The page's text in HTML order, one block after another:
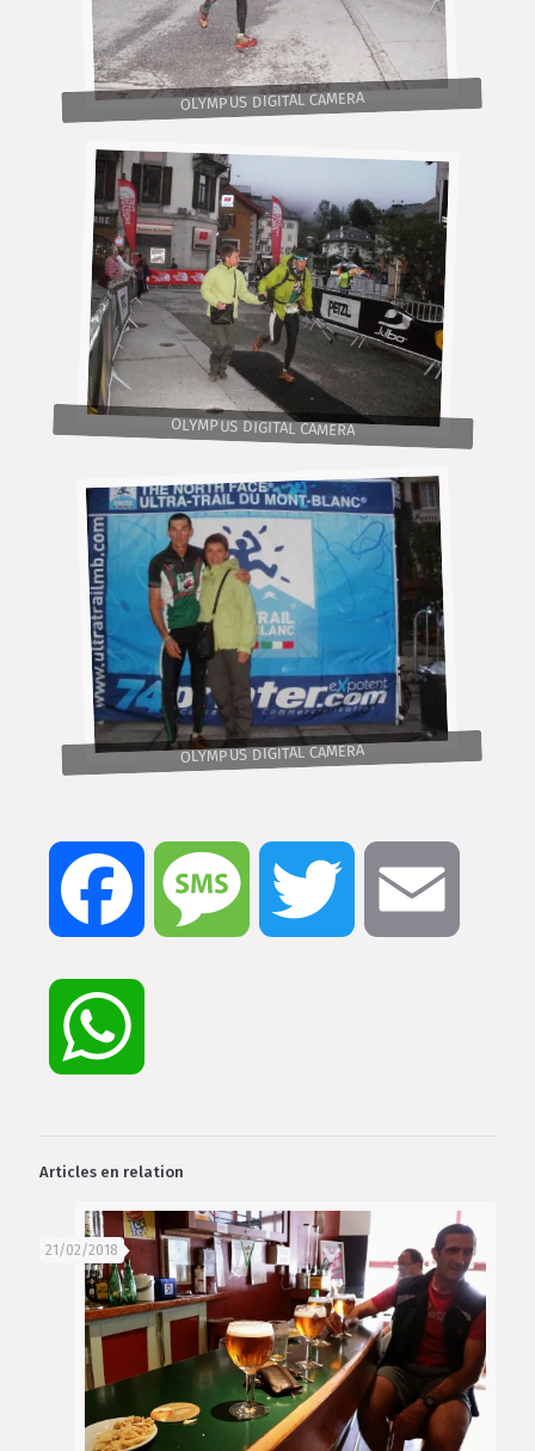
OLYMPUS DIGITAL CAMERA
OLYMPUS DIGITAL CAMERA
OLYMPUS DIGITAL CAMERA
Facebook Message Twitter
Articles en relation
21/02/2018